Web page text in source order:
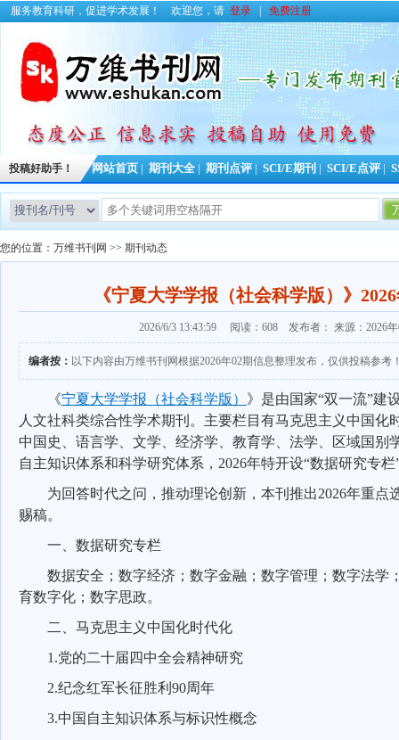
服务教育科研，促进学术发展！ 欢迎您，请 登录 免费注册
投稿好助手！ 网站首页 期刊大全 期刊点评 SCI/E期刊 SCI/E点评
您的位置： 万维书刊网 >> 期刊动态
《宁夏大学学报（社会科学版）》
2026/6/3 13:43:59 阅读：608 发布者： 来源：2026年
编者按： 以下内容由万维书刊网根据2026年02期信息整理发布，仅供投稿参考
《宁夏大学学报（社会科学版） 》是由国家“双一流”建
人文社科类综合性学术期刊。主要栏目有马克思主义中国化
中国史、语言学、文学、经济学、教育学、法学、区域国别
自主知识体系和科学研究体系， 2026年特开设“数据研究专栏
为回答时代之问，推动理论创新，本刊推出2026年重点
赐稿。
一、数据研究专栏
数据安全；数字经济；数字金融；数字管理；数字法学
育数字化；数字思政。
二、马克思主义中国化时代化
1.党的二十届四中全会精神研究
2.纪念红军长征胜利 90周年
3.中国自主知识体系与标识性概念